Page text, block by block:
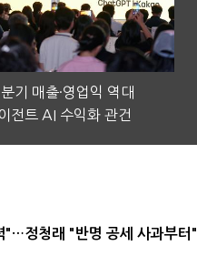
기 매출·영업익 역대
전트 AI 수익화 관건
"…정청래 "반명 공세 사과부터"